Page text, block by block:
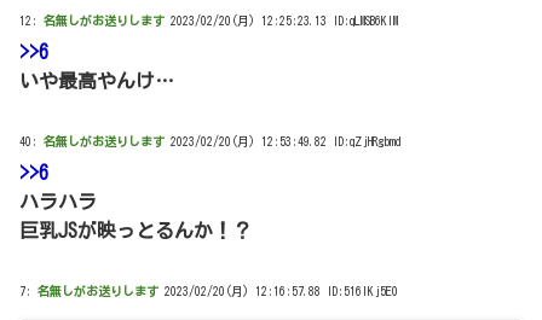
12: 名無しがお送りします 2023/02/20(月) 12:25:23.13 ID:qLMSB6KlM
>>6
いや最高やんけ…
40: 名無しがお送りします 2023/02/20(月) 12:53:49.82 ID:qZjHRgbmd
>>6
ハラハラ
巨乳JSが映っとるんか！？
7: 名無しがお送りします 2023/02/20(月) 12:16:57.88 ID:516lKj5E0